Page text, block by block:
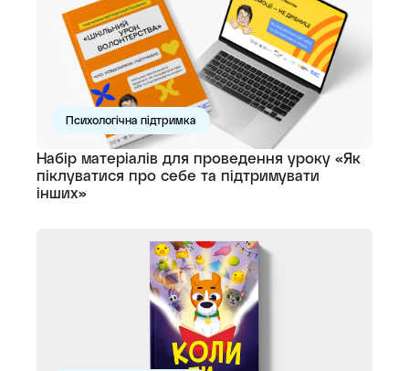
Психологічна підтримка
Набір матеріалів для проведення уроку «Як
піклуватися про себе та підтримувати
інших»